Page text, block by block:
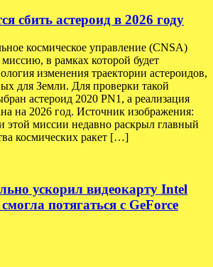
сбить астероид в 2026 году
космическое управление (CNSA)
в рамках которой будет
изменения траектории астероидов,
для Земли. Для проверки такой
астероид 2020 PN1, а реализация
на 2026 год. Источник изображения:
этой миссии недавно раскрыл главный
космических ракет […]
ускорил видеокарту Intel
потягаться с GeForce